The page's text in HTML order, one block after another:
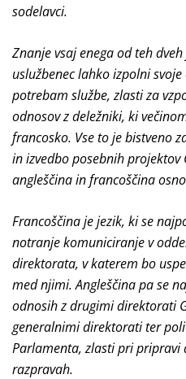
sodelavci.
Znanje vsaj enega od teh
uslužbenec lahko izpolni
potrebam službe, zlasti za
odnosov z deležniki, ki
francosko. Vse to je bistveno
in izvedbo posebnih projektov
angleščina in francoščina
Francoščina je jezik, ki se
notranje komuniciranje v
direktorata, v katerem bo
med njimi. Angleščina pa se
odnosih z drugimi direktorati
generalnimi direktorati ter
Parlamenta, zlasti pri pripravi
razpravah.